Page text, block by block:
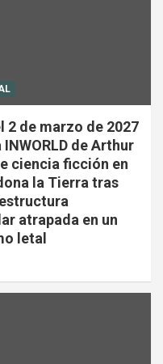
2 de marzo de 2027
de Arthur
ciencia ficción en
la Tierra tras
atrapada en un
letal